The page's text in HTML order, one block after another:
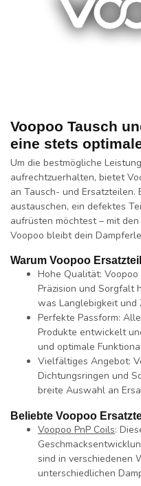
Voopoo Tausch
eine stets
Um die bestmögliche
aufrechtzuerhalten, bietet
an Tausch- und Ersatzteilen.
austauschen, ein defektes
aufrüsten möchtest – mit
Voopoo bleibt dein
Warum Voopoo
Hohe Qualität:
Präzision und Sorgfalt
was Langlebigkeit und
Perfekte Passform:
Produkte entwickelt
und optimale
Vielfältiges Angebot:
Dichtungsringen und
breite Auswahl an
Beliebte Voopoo
Voopoo PnP Coils:
sind in verschiedenen
unterschiedlichen